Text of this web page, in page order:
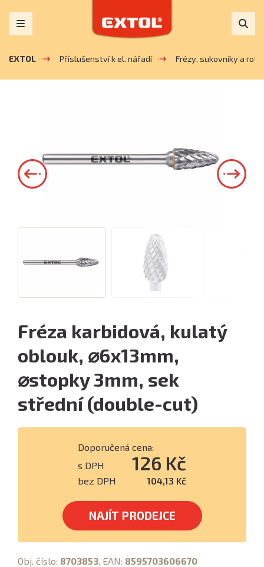
EXTOL Příslušenství k el. nářadí Frézy, sukovníky a
Fréza karbidová, kulatý
oblouk, ⌀6x13mm,
⌀stopky 3mm, sek
střední (double-cut)
Doporučená cena:
s DPH
126 Kč
bez DPH 104,13 Kč
NAJÍT PRODEJCE
Obj. číslo: 8703853, EAN: 8595703606670